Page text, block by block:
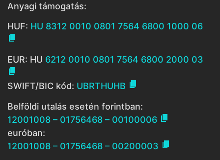
Anyagi támogatás:
HUF: HU 8312 0010 0801 7564 6800 1000 06

EUR: HU 6212 0010 0801 7564 6800 2000 03

SWIFT/BIC kód: UBRTHUHB 
Belföldi utalás esetén forintban:
12001008 – 01756468 – 00100006 
euróban:
12001008 – 01756468 – 00200003 